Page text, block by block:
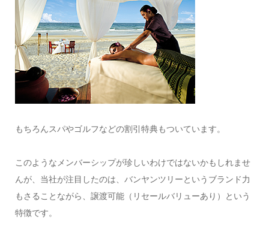
もちろんスパやゴルフなどの割引特典もついています。
このようなメンバーシップが珍しいわけではないかもしれませ
んが、当社が注目したのは、バンヤンツリーというブランド力
もさることながら、譲渡可能（リセールバリューあり）という
特徴です。